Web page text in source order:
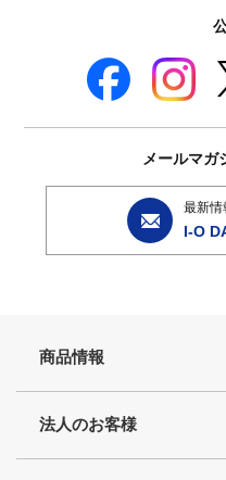
メールマガ
最新情
I-O
商品情報
法人のお客様